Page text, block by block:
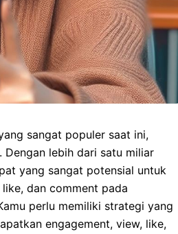
sangat populer saat ini,
Dengan lebih dari satu miliar
yang sangat potensial untuk
dan comment pada
perlu memiliki strategi yang
engagement, view, like,